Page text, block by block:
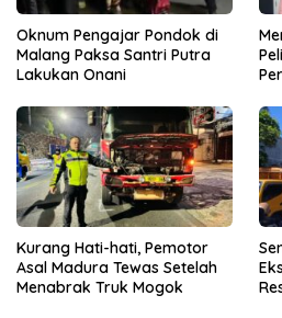
Oknum Pengajar Pondok di
Malang Paksa Santri Putra
Lakukan Onani
Kurang Hati-hati, Pemotor
Asal Madura Tewas Setelah
Menabrak Truk Mogok